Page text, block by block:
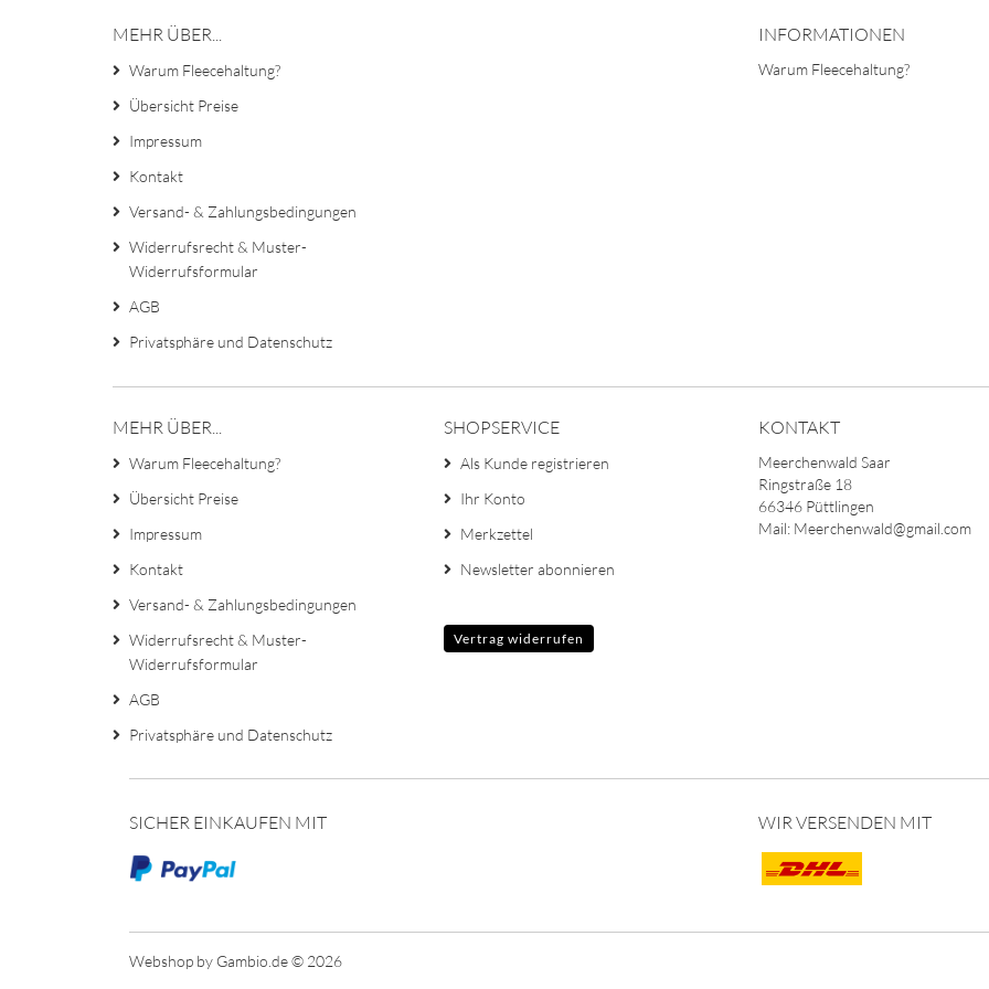
MEHR ÜBER...
Warum Fleecehaltung?
Übersicht Preise
Impressum
Kontakt
Versand- & Zahlungsbedingungen
Widerrufsrecht & Muster-
Widerrufsformular
AGB
Privatsphäre und Datenschutz
INFORMATIONEN
Warum Fleecehaltung?
MEHR ÜBER...
Warum Fleecehaltung?
Übersicht Preise
Impressum
Kontakt
Versand- & Zahlungsbedingungen
Widerrufsrecht & Muster-
Widerrufsformular
AGB
Privatsphäre und Datenschutz
SHOPSERVICE
Als Kunde registrieren
Ihr Konto
Merkzettel
Newsletter abonnieren
KONTAKT
Meerchenwald Saar
Ringstraße 18
66346 Püttlingen
Mail: Meerchenwald@gmail.com
Vertrag widerrufen
SICHER EINKAUFEN MIT WIR VERSENDEN MIT
Webshop by Gambio.de © 2026